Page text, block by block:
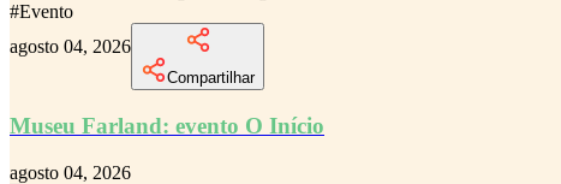
#Evento
agosto 04, 2026
Compartilhar
Museu Farland: evento O Início
agosto 04, 2026